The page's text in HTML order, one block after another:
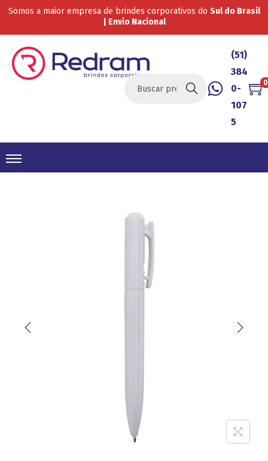
Somos a maior empresa de brindes corporativos do Sul do Brasil
| Envio Nacional
Buscar
(51)
384
0-
107
5
0